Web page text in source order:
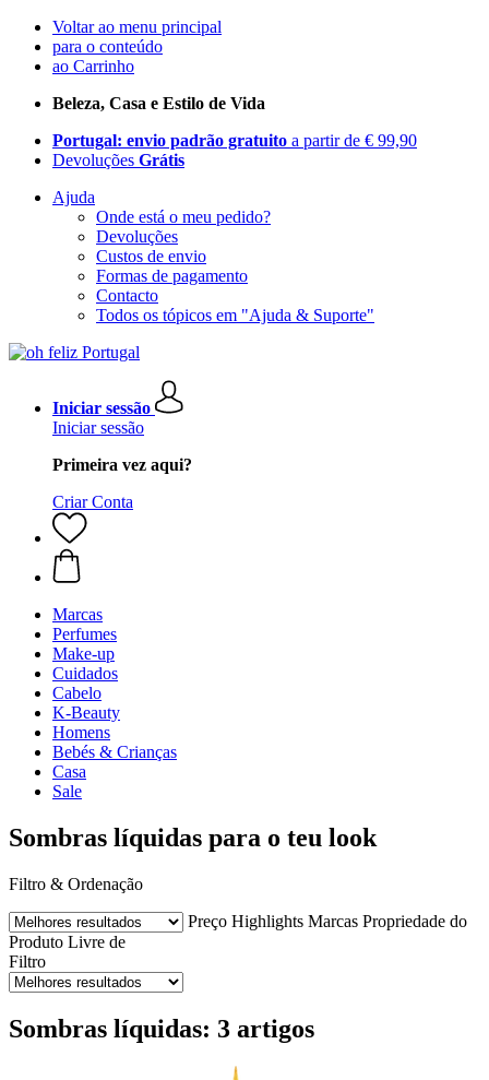
Voltar ao menu principal
para o conteúdo
ao Carrinho
Beleza, Casa e Estilo de Vida
Portugal: envio padrão gratuito a partir de € 99,90
Devoluções Grátis
Ajuda
Onde está o meu pedido?
Devoluções
Custos de envio
Formas de pagamento
Contacto
Todos os tópicos em "Ajuda & Suporte"
Iniciar sessão
Iniciar sessão
Primeira vez aqui?
Criar Conta
Marcas
Perfumes
Make-up
Cuidados
Cabelo
K-Beauty
Homens
Bebés & Crianças
Casa
Sale
Sombras líquidas para o teu look
Filtro & Ordenação
Preço Highlights Marcas Propriedade do
Produto Livre de
Filtro
Sombras líquidas: 3 artigos